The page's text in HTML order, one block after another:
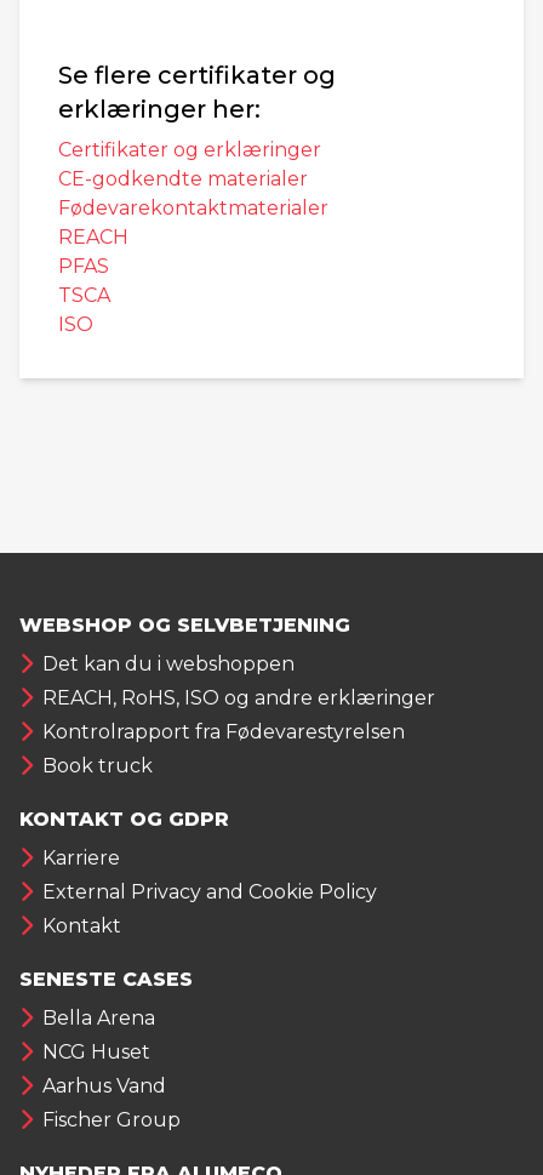
Se flere certifikater og
erklæringer her:
Certifikater og erklæringer
CE-godkendte materialer
Fødevarekontaktmaterialer
REACH
PFAS
TSCA
ISO
WEBSHOP OG SELVBETJENING
Det kan du i webshoppen
REACH, RoHS, ISO og andre erklæringer
Kontrolrapport fra Fødevarestyrelsen
Book truck
KONTAKT OG GDPR
Karriere
External Privacy and Cookie Policy
Kontakt
SENESTE CASES
Bella Arena
NCG Huset
Aarhus Vand
Fischer Group